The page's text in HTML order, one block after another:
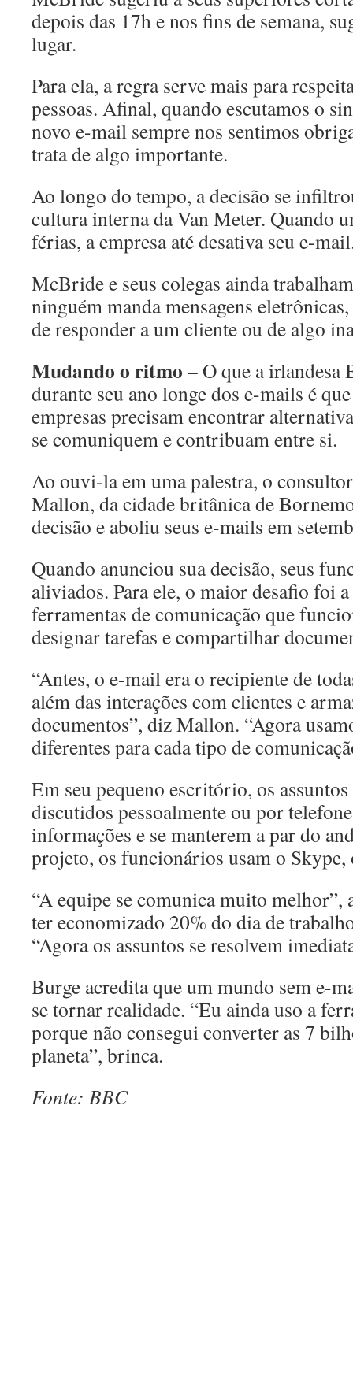
depois das 17h e nos fins de semana,
lugar.
Para ela, a regra serve mais para
pessoas. Afinal, quando escutamos o
novo e-mail sempre nos sentimos
trata de algo importante.
Ao longo do tempo, a decisão se
cultura interna da Van Meter. Quando
férias, a empresa até desativa seu e-
McBride e seus colegas ainda
ninguém manda mensagens
de responder a um cliente ou de algo
Mudando o ritmo – O que a irlandesa
durante seu ano longe dos e-mails é
empresas precisam encontrar
se comuniquem e contribuam entre si.
Ao ouvi-la em uma palestra, o
Mallon, da cidade britânica de
decisão e aboliu seus e-mails em
Quando anunciou sua decisão, seus
aliviados. Para ele, o maior desafio foi
ferramentas de comunicação que
designar tarefas e compartilhar
“Antes, o e-mail era o recipiente de
além das interações com clientes e
documentos”, diz Mallon. “Agora
diferentes para cada tipo de
Em seu pequeno escritório, os
discutidos pessoalmente ou por
informações e se manterem a par do
projeto, os funcionários usam o
“A equipe se comunica muito melhor”,
ter economizado 20% do dia de
“Agora os assuntos se resolvem
Burge acredita que um mundo sem e-
se tornar realidade. “Eu ainda uso a
porque não consegui converter as 7
planeta”, brinca.
Fonte: BBC